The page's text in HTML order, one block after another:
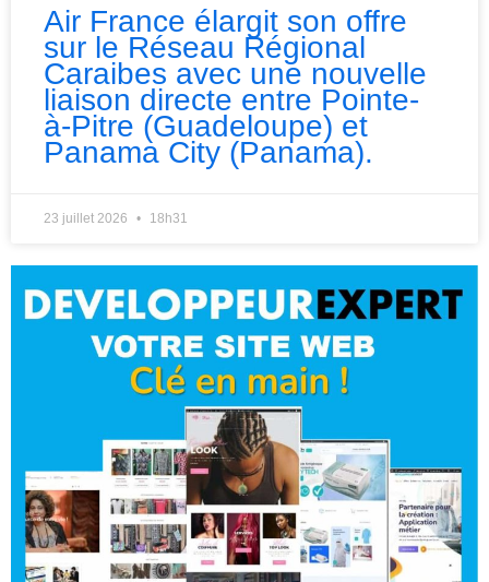
Air France élargit son offre
sur le Réseau Régional
Caraibes avec une nouvelle
liaison directe entre Pointe-
à-Pitre (Guadeloupe) et
Panama City (Panama).
23 juillet 2026 18h31